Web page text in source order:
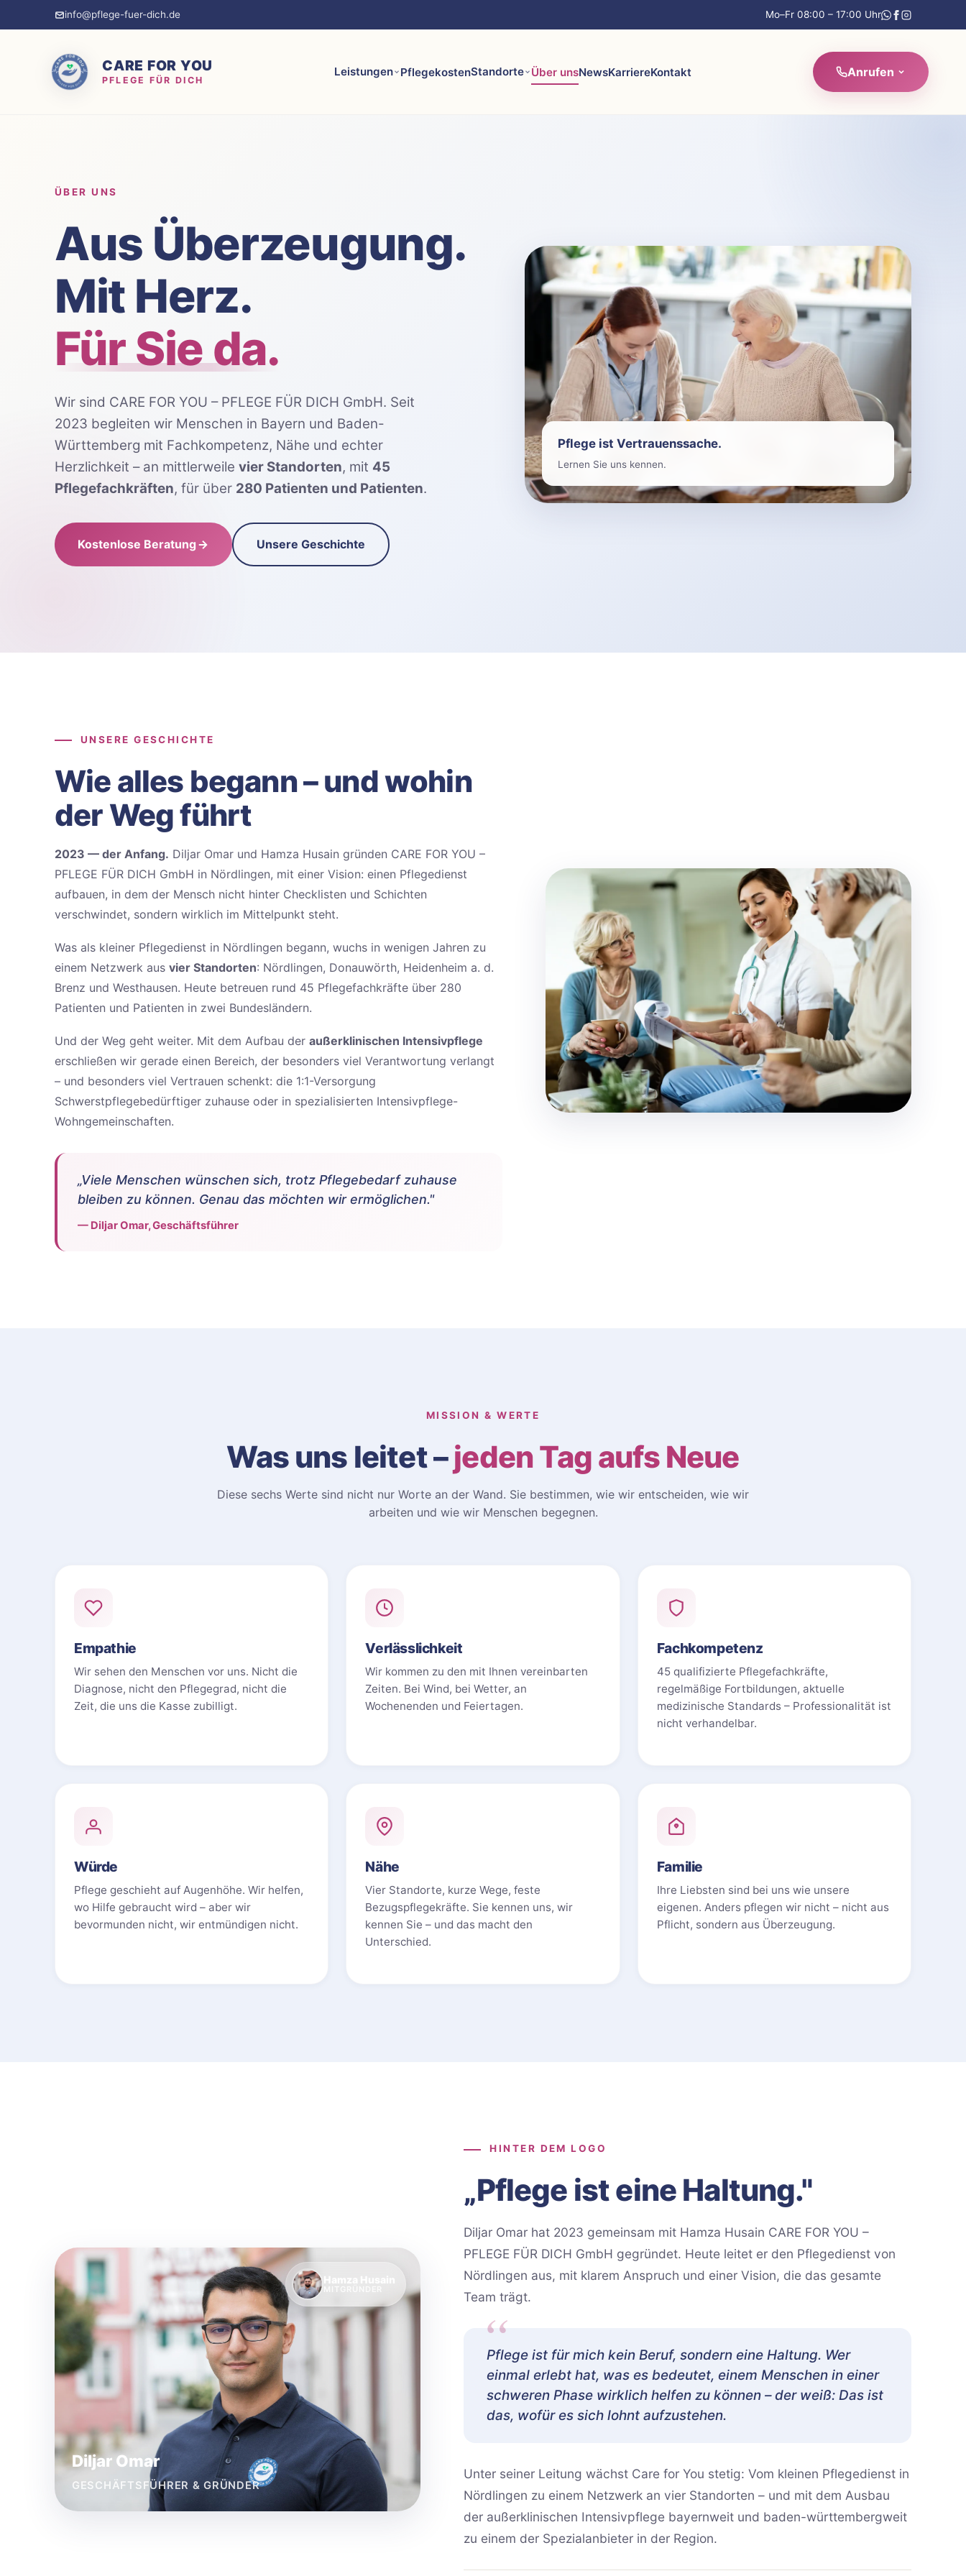
info@pflege-fuer-dich.de Mo–Fr 08:00 – 17:00 Uhr
CARE FOR YOU
PFLEGE FÜR DICH
Leistungen PflegekostenStandorte Über unsNewsKarriereKontakt Anrufen
ÜBER UNS
Aus Überzeugung.
Mit Herz.
Für Sie da.
Wir sind CARE FOR YOU – PFLEGE FÜR DICH GmbH. Seit
2023 begleiten wir Menschen in Bayern und Baden-
Württemberg mit Fachkompetenz, Nähe und echter
Herzlichkeit – an mittlerweile vier Standorten, mit 45
Pflegefachkräften, für über 280 Patienten und Patienten.
Kostenlose Beratung Unsere Geschichte
Pflege ist Vertrauenssache.
Lernen Sie uns kennen.
UNSERE GESCHICHTE
Wie alles begann – und wohin
der Weg führt
2023 — der Anfang. Diljar Omar und Hamza Husain gründen CARE FOR YOU –
PFLEGE FÜR DICH GmbH in Nördlingen, mit einer Vision: einen Pflegedienst
aufbauen, in dem der Mensch nicht hinter Checklisten und Schichten
verschwindet, sondern wirklich im Mittelpunkt steht.
Was als kleiner Pflegedienst in Nördlingen begann, wuchs in wenigen Jahren zu
einem Netzwerk aus vier Standorten: Nördlingen, Donauwörth, Heidenheim a. d.
Brenz und Westhausen. Heute betreuen rund 45 Pflegefachkräfte über 280
Patienten und Patienten in zwei Bundesländern.
Und der Weg geht weiter. Mit dem Aufbau der außerklinischen Intensivpflege
erschließen wir gerade einen Bereich, der besonders viel Verantwortung verlangt
– und besonders viel Vertrauen schenkt: die 1:1-Versorgung
Schwerstpflegebedürftiger zuhause oder in spezialisierten Intensivpflege-
Wohngemeinschaften.
„Viele Menschen wünschen sich, trotz Pflegebedarf zuhause
bleiben zu können. Genau das möchten wir ermöglichen."
— Diljar Omar, Geschäftsführer
MISSION & WERTE
Was uns leitet –jeden Tag aufs Neue
Diese sechs Werte sind nicht nur Worte an der Wand. Sie bestimmen, wie wir entscheiden, wie wir
arbeiten und wie wir Menschen begegnen.
Empathie
Wir sehen den Menschen vor uns. Nicht die
Diagnose, nicht den Pflegegrad, nicht die
Zeit, die uns die Kasse zubilligt.
Verlässlichkeit
Wir kommen zu den mit Ihnen vereinbarten
Zeiten. Bei Wind, bei Wetter, an
Wochenenden und Feiertagen.
Fachkompetenz
45 qualifizierte Pflegefachkräfte,
regelmäßige Fortbildungen, aktuelle
medizinische Standards – Professionalität ist
nicht verhandelbar.
Würde
Pflege geschieht auf Augenhöhe. Wir helfen,
wo Hilfe gebraucht wird – aber wir
bevormunden nicht, wir entmündigen nicht.
Nähe
Vier Standorte, kurze Wege, feste
Bezugspflegekräfte. Sie kennen uns, wir
kennen Sie – und das macht den
Unterschied.
Familie
Ihre Liebsten sind bei uns wie unsere
eigenen. Anders pflegen wir nicht – nicht aus
Pflicht, sondern aus Überzeugung.
Diljar Omar
GESCHÄFTSFÜHRER & GRÜNDER
HINTER DEM LOGO
„Pflege ist eine Haltung."
Diljar Omar hat 2023 gemeinsam mit Hamza Husain CARE FOR YOU –
PFLEGE FÜR DICH GmbH gegründet. Heute leitet er den Pflegedienst von
Nördlingen aus, mit klarem Anspruch und einer Vision, die das gesamte
Team trägt.
Pflege ist für mich kein Beruf, sondern eine Haltung. Wer
einmal erlebt hat, was es bedeutet, einem Menschen in einer
schweren Phase wirklich helfen zu können – der weiß: Das ist
das, wofür es sich lohnt aufzustehen.
Unter seiner Leitung wächst Care for You stetig: Vom kleinen Pflegedienst in
Nördlingen zu einem Netzwerk an vier Standorten – und mit dem Ausbau
der außerklinischen Intensivpflege bayernweit und baden-württembergweit
zu einem der Spezialanbieter in der Region.